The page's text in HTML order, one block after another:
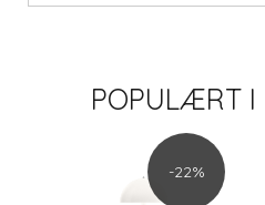
POPULÆRT I
-22%